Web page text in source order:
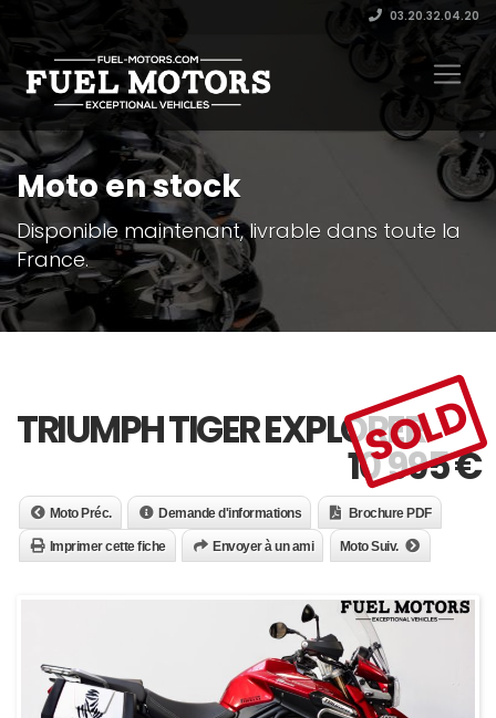
03.20.32.04.20
Moto en stock
Disponible maintenant, livrable dans toute la
France.
TRIUMPH TIGER EXPLORER
10 995€
SOLD
Moto Préc. Demande d'informations Brochure PDF
Imprimer cette fiche Envoyer à un ami Moto Suiv.